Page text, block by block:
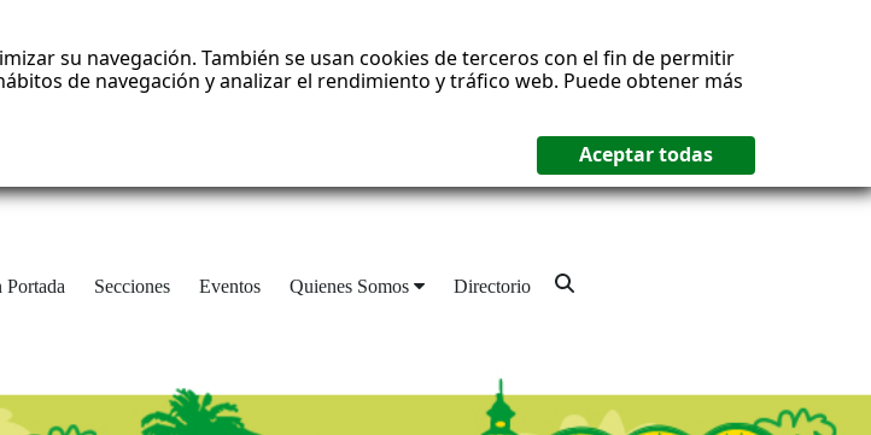
su navegación. También se usan cookies de terceros con el fin de permitir
de navegación y analizar el rendimiento y tráfico web. Puede obtener más
Portada Secciones Eventos Quienes Somos Directorio